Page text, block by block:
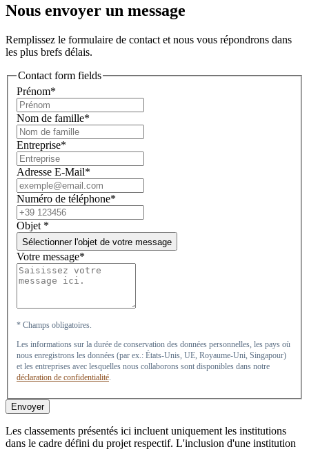
Nous envoyer un message
Remplissez le formulaire de contact et nous vous répondrons dans
les plus brefs délais.
Contact form fields
Prénom*
Nom de famille*
Entreprise*
Adresse E-Mail*
Numéro de téléphone*
Objet *
Sélectionner l'objet de votre message
Votre message*
* Champs obligatoires.
Les informations sur la durée de conservation des données personnelles, les pays où
nous enregistrons les données (par ex.: États-Unis, UE, Royaume-Uni, Singapour)
et les entreprises avec lesquelles nous collaborons sont disponibles dans notre
déclaration de confidentialité.
Envoyer
Les classements présentés ici incluent uniquement les institutions
dans le cadre défini du projet respectif. L'inclusion d'une institution